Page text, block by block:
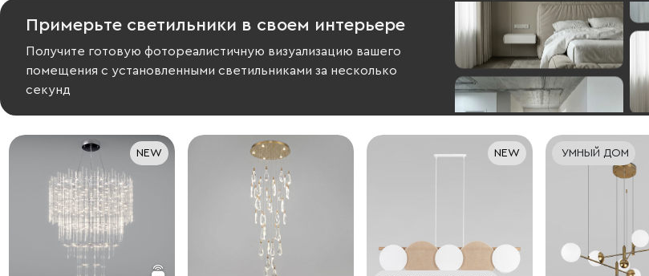
Примерьте светильники в своем интерьере
Получите готовую фотореалистичную визуализацию вашего
помещения с установленными светильниками за несколько
секунд
NEW NEW УМНЫЙ ДОМ